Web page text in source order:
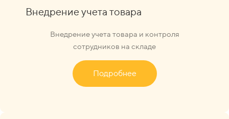
Внедрение учета товара
Внедрение учета товара и контроля
сотрудников на складе
Подробнее